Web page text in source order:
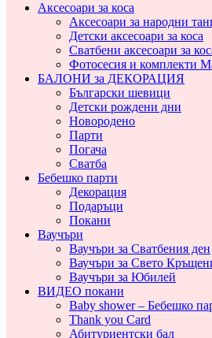
Аксесоари за коса
Аксесоари за народни
Детски аксесоари за коса
Сватбени аксесоари за
Фотосесия и комплекти
БАЛОНИ за ДЕКОРАЦИЯ
Български шевици
Детски рождени дни
Новородено
Парти
Погача
Сватба
Бебешко парти
Декорация
Подаръци
Покани
Ваучъри
Ваучъри за Сватбения ден
Ваучъри за Свето
Ваучъри за Юбилей
ВИДЕО покани
Baby shower – Бебешко
Thank you Card
Абитуриентски бал